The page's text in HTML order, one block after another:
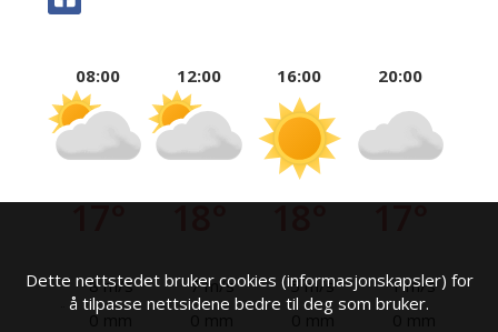
08:00
17°
8 m/s
0 mm
12:00
18°
7 m/s
16:00
18°
5 m/s
0 mm
20:00
17°
1 m/s
Dette nettstedet bruker cookies (informasjonskapsler) for
å tilpasse nettsidene bedre til deg som bruker.